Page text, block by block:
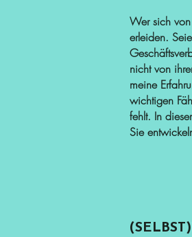
Wer sich
erleiden.
nicht von
meine
wichtigen
fehlt. In
Sie